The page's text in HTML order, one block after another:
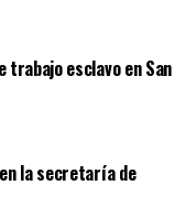
trabajo esclavo en San
la secretaría de